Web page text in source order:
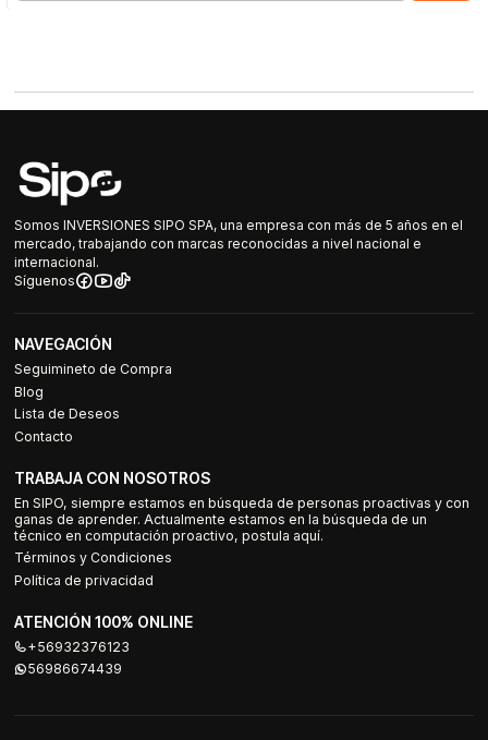
Somos INVERSIONES SIPO SPA, una empresa con más de 5 años en el
mercado, trabajando con marcas reconocidas a nivel nacional e
internacional.
Síguenos
NAVEGACIÓN
Seguimineto de Compra
Blog
Lista de Deseos
Contacto
TRABAJA CON NOSOTROS
En SIPO, siempre estamos en búsqueda de personas proactivas y con
ganas de aprender. Actualmente estamos en la búsqueda de un
técnico en computación proactivo, postula aquí.
Términos y Condiciones
Política de privacidad
ATENCIÓN 100% ONLINE
+56932376123
56986674439